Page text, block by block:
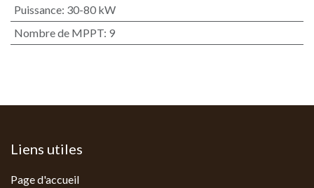
Puissance: 30-80 kW
Nombre de MPPT: 9
Liens utiles
Page d'accueil